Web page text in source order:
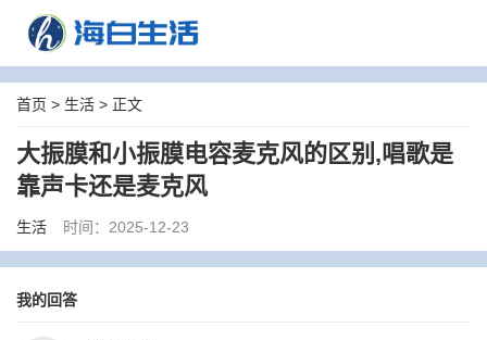
首页 > 生活 > 正文
大振膜和小振膜电容麦克风的区别,唱歌是
靠声卡还是麦克风
生活 时间：2025-12-23
我的回答